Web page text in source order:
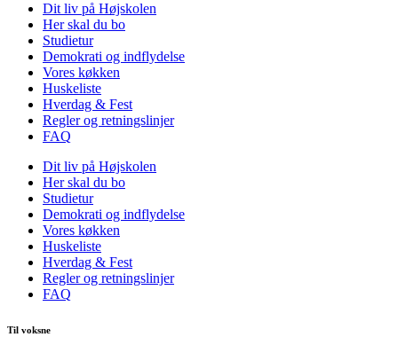
Dit liv på Højskolen
Her skal du bo
Studietur
Demokrati og indflydelse
Vores køkken
Huskeliste
Hverdag & Fest
Regler og retningslinjer
FAQ
Dit liv på Højskolen
Her skal du bo
Studietur
Demokrati og indflydelse
Vores køkken
Huskeliste
Hverdag & Fest
Regler og retningslinjer
FAQ
Til voksne